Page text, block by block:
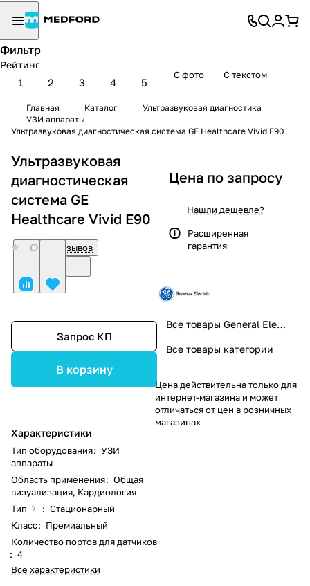
Фильтр
Рейтинг
1 2 3 4 5
С фото С текстом
Главная Каталог
Ультразвуковая диагностика
УЗИ аппараты
Ультразвуковая диагностическая система GE Healthcare Vivid E90
Ультразвуковая
диагностическая
система GE
Healthcare Vivid E90
Нет отзывов
Запрос КП
В корзину
Характеристики
Тип оборудования: УЗИ
аппараты
Область применения: Общая
визуализация, Кардиология
Тип
? : Стационарный
Класс: Премиальный
Количество портов для датчиков
: 4
Все характеристики
Цена по запросу
Нашли дешевле?
Расширенная
гарантия
Все товары General Electric
Все товары категории
Цена действительна только для
интернет-магазина и может
отличаться от цен в розничных
магазинах